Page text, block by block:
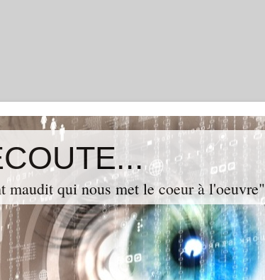
maudit qui nous met le coeur à l'oeuvre"